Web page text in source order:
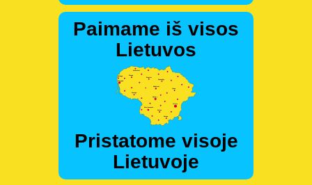
Paimame iš visos
Lietuvos
Pristatome visoje
Lietuvoje